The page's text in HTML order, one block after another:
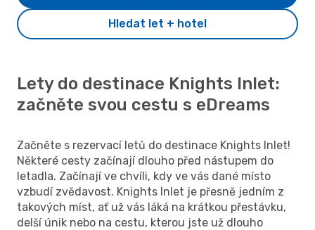
Hledat let + hotel
Lety do destinace Knights Inlet:
začněte svou cestu s eDreams
Začněte s rezervací letů do destinace Knights Inlet!
Některé cesty začínají dlouho před nástupem do
letadla. Začínají ve chvíli, kdy ve vás dané místo
vzbudí zvědavost. Knights Inlet je přesně jedním z
takových míst, ať už vás láká na krátkou přestávku,
delší únik nebo na cestu, kterou jste už dlouho